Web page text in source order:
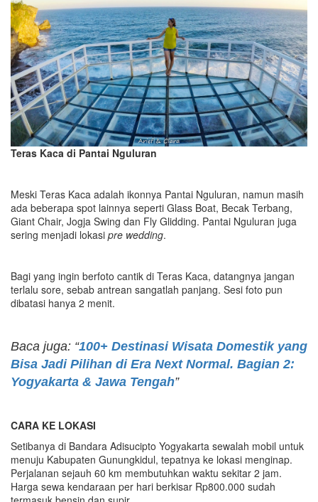
Teras Kaca di Pantai Nguluran
Meski Teras Kaca adalah ikonnya Pantai Nguluran, namun masih
ada beberapa spot lainnya seperti Glass Boat, Becak Terbang,
Giant Chair, Jogja Swing dan Fly Glidding. Pantai Nguluran juga
sering menjadi lokasi pre wedding.
Bagi yang ingin berfoto cantik di Teras Kaca, datangnya jangan
terlalu sore, sebab antrean sangatlah panjang. Sesi foto pun
dibatasi hanya 2 menit.
Baca juga: “100+ Destinasi Wisata Domestik yang
Bisa Jadi Pilihan di Era Next Normal. Bagian 2:
Yogyakarta & Jawa Tengah”
CARA KE LOKASI
Setibanya di Bandara Adisucipto Yogyakarta sewalah mobil untuk
menuju Kabupaten Gunungkidul, tepatnya ke lokasi menginap.
Perjalanan sejauh 60 km membutuhkan waktu sekitar 2 jam.
Harga sewa kendaraan per hari berkisar Rp800.000 sudah